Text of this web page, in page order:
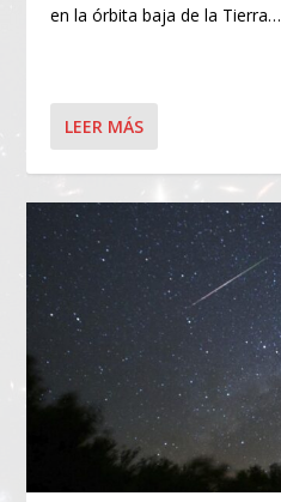
en la órbita baja de la Tierra…
LEER MÁS